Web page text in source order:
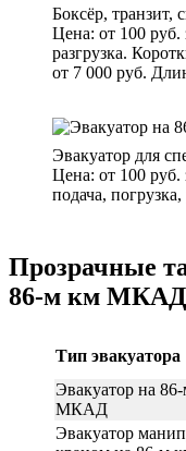
Боксёр, транзит,
Цена: от 100 руб.
разгрузка.
от 7 000 руб.
Эвакуатор для
Цена: от 100 руб.
подача, погрузка,
Прозрачные
86-м км МКАД
Тип эвакуатора
Эвакуатор на
МКАД
Эвакуатор